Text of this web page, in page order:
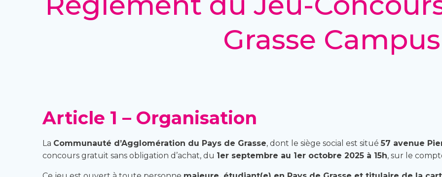
Grasse Campus
Article 1 – Organisation
La Communauté d’Agglomération du Pays de Grasse, dont le siège social est situé 57 avenue
concours gratuit sans obligation d’achat, du 1er septembre au 1er octobre 2025 à 15h, sur le